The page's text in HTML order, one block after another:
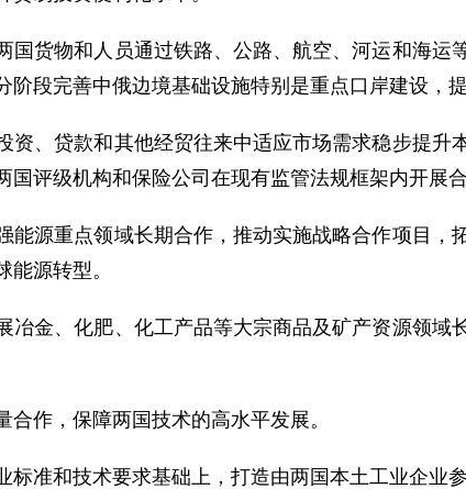
国货物和人员通过铁路、公路、航空、河运和海运
段完善中俄边境基础设施特别是重点口岸建设，
资、贷款和其他经贸往来中适应市场需求稳步提升
评级机构和保险公司在现有监管法规框架内开展合
能源重点领域长期合作，推动实施战略合作项目，
源转型。
冶金、化肥、化工产品等大宗商品及矿产资源领域
作，保障两国技术的高水平发展。
准和技术要求基础上，打造由两国本土工业企业